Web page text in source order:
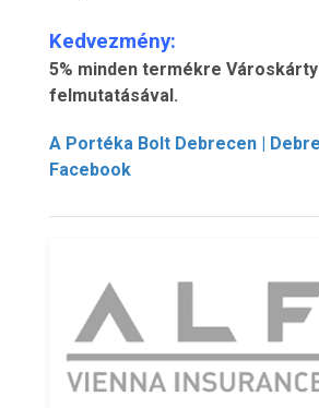
Kedvezmény:
5% minden termékre
felmutatásával.
A Portéka Bolt Debrecen |
Facebook